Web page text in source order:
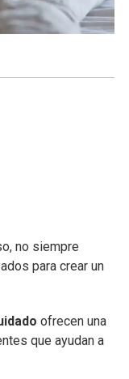
no siempre
para crear un
ofrecen una
que ayudan a